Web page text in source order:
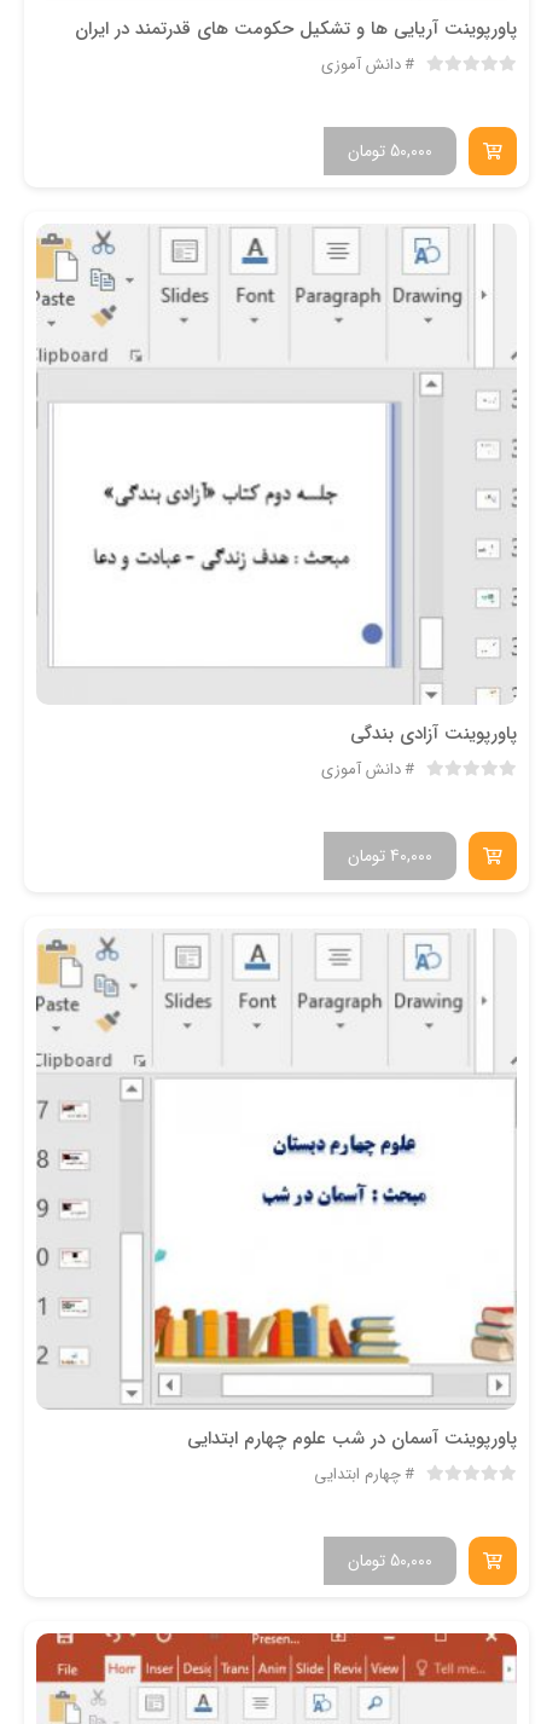
پاورپوینت آریایی ها و تشکیل حکومت های قدرتمند در ایران
دانش آموزی
تومان 50,000
پاورپوینت آزادی بندگی
دانش آموزی
تومان40,000
پاورپوینت آسمان در شب علوم چهارم ابتدایی
چهارم ابتدایی
تومان 50,000